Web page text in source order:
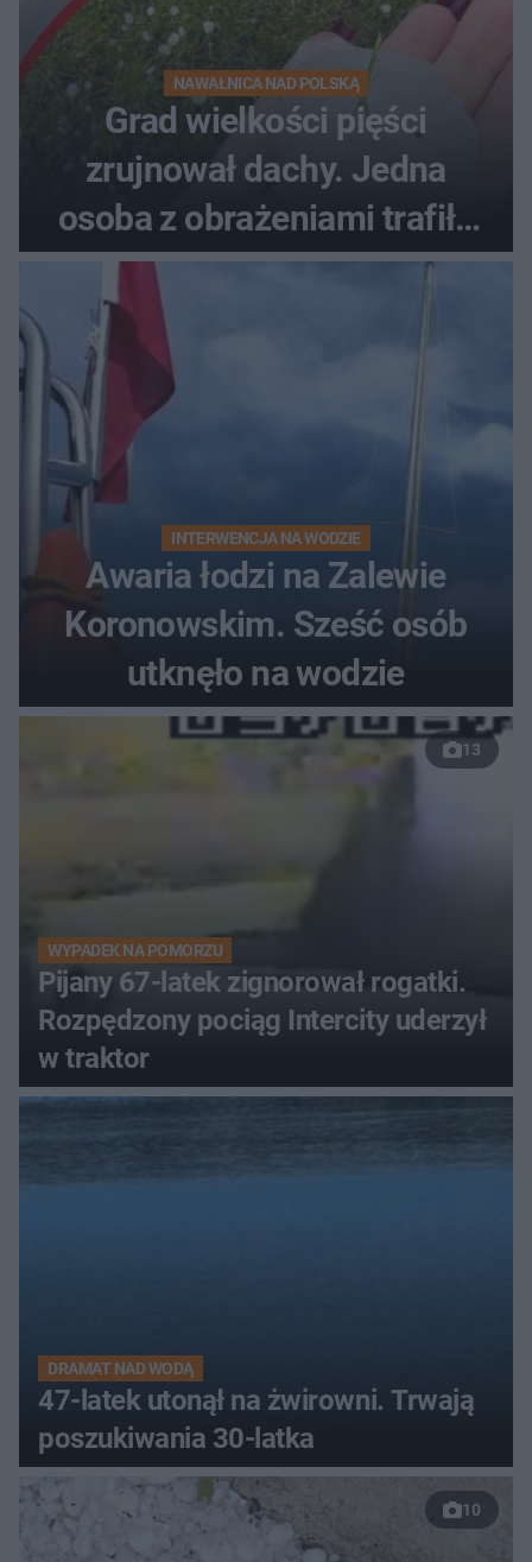
NAWAŁNICA NAD POLSKĄ
Grad wielkości pięści
zrujnował dachy. Jedna
osoba z obrażeniami trafiła
do szpitala
INTERWENCJA NA WODZIE
Awaria łodzi na Zalewie
Koronowskim. Sześć osób
utknęło na wodzie
13
WYPADEK NA POMORZU
Pijany 67-latek zignorował rogatki.
Rozpędzony pociąg Intercity uderzył
w traktor
DRAMAT NAD WODĄ
47-latek utonął na żwirowni. Trwają
poszukiwania 30-latka
10